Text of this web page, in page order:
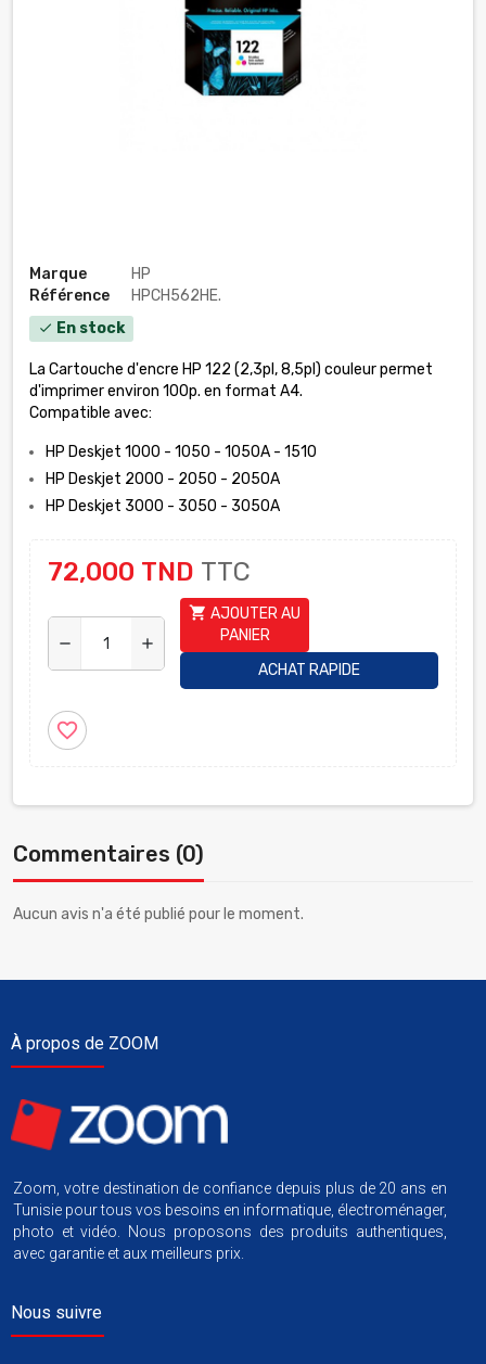
Marque
HP
Référence
HPCH562HE.
check En stock
La Cartouche d'encre HP 122 (2,3pl, 8,5pl) couleur permet
d'imprimer environ 100p. en format A4.
Compatible avec:
HP Deskjet 1000 - 1050 - 1050A - 1510
HP Deskjet 2000 - 2050 - 2050A
HP Deskjet 3000 - 3050 - 3050A
72,000 TND TTC
remove add
shopping_cart AJOUTER AU
PANIER
ACHAT RAPIDE
favorite_border
Commentaires (0)
Aucun avis n'a été publié pour le moment.
À propos de ZOOM
Zoom, votre destination de confiance depuis plus de 20 ans en
Tunisie pour tous vos besoins en informatique, électroménager,
photo et vidéo. Nous proposons des produits authentiques,
avec garantie et aux meilleurs prix.
Nous suivre